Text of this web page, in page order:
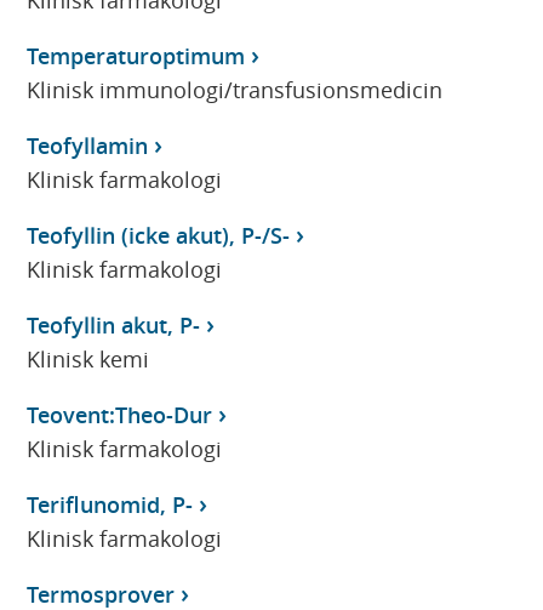
Temperaturoptimum
Klinisk immunologi/transfusionsmedicin
Teofyllamin
Klinisk farmakologi
Teofyllin (icke akut), P-/S-
Klinisk farmakologi
Teofyllin akut, P-
Klinisk kemi
Teovent:Theo-Dur
Klinisk farmakologi
Teriflunomid, P-
Klinisk farmakologi
Termosprover